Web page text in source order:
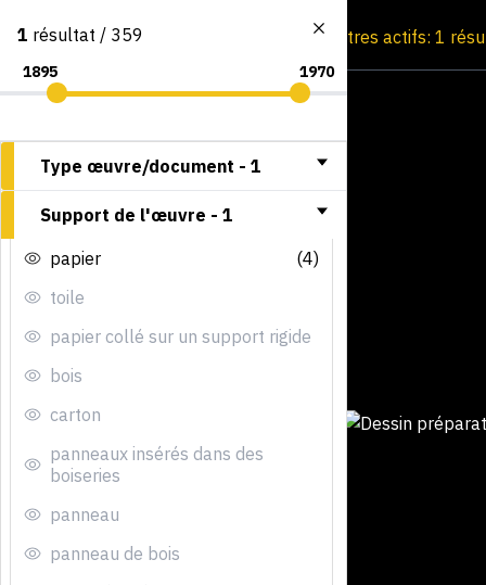
Consultation par image Filtres actifs: 1
1 résultat / 359
Type œuvre/document - 1
Support de l'œuvre - 1
papier
(4)
toile
papier collé sur un support rigide
bois
carton
panneaux insérés dans des
boiseries
panneau
panneau de bois